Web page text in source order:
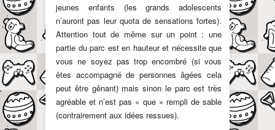
jeunes enfants (les grands adolescents
n’auront pas leur quota de sensations fortes).
Attention tout de même sur un point : une
partie du parc est en hauteur et nécessite que
vous ne soyez pas trop encombré (si vous
êtes accompagné de personnes âgées cela
peut être gênant) mais sinon le parc est très
agréable et n’est pas « que » rempli de sable
(contrairement aux idées ressues).